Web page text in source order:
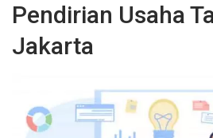
Pendirian Usaha
Jakarta